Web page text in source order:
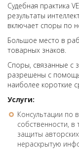
Судебная практика
результаты
включает споры по
Большое место в
товарных знаков.
Споры, связанные с
разрешены с
наиболее короткие
Услуги:
Консультации по
собственности,
защиты
нераскрытую